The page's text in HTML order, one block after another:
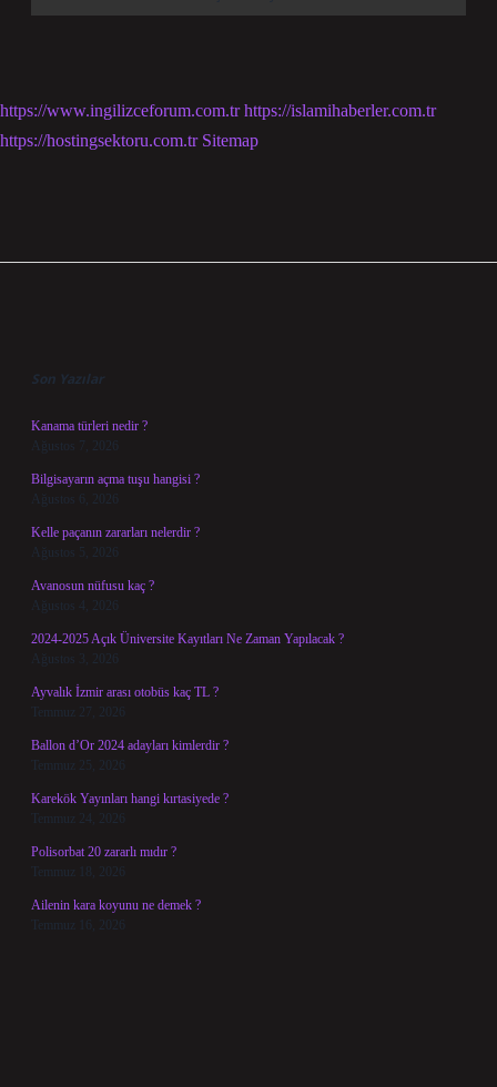
https://www.ingilizceforum.com.tr https://islamihaberler.com.tr
https://hostingsektoru.com.tr Sitemap
Son Yazılar
Kanama türleri nedir ?
Ağustos 7, 2026
Bilgisayarın açma tuşu hangisi ?
Ağustos 6, 2026
Kelle paçanın zararları nelerdir ?
Ağustos 5, 2026
Avanosun nüfusu kaç ?
Ağustos 4, 2026
2024-2025 Açık Üniversite Kayıtları Ne Zaman Yapılacak ?
Ağustos 3, 2026
Ayvalık İzmir arası otobüs kaç TL ?
Temmuz 27, 2026
Ballon d’Or 2024 adayları kimlerdir ?
Temmuz 25, 2026
Karekök Yayınları hangi kırtasiyede ?
Temmuz 24, 2026
Polisorbat 20 zararlı mıdır ?
Temmuz 18, 2026
Ailenin kara koyunu ne demek ?
Temmuz 16, 2026